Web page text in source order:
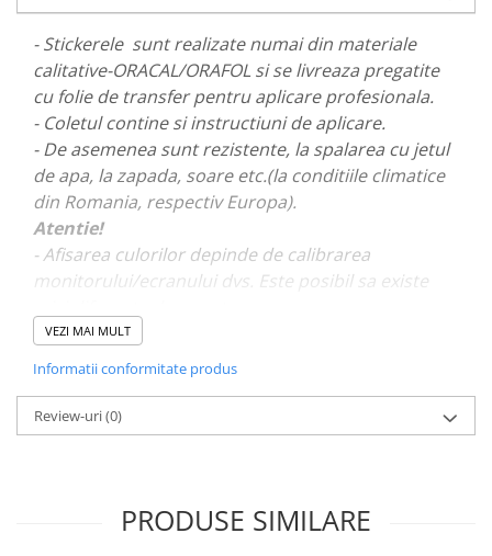
PARASOLARE
PAUL WALKER STICKER
PENTRU FETE
PRODUSE IN TRENDING
SETURI STICKERE
STICKERE CAPAC REZERVOR
STICKERE CRĂCIUN
STICKERE CU ANIMALE
STICKERE JDM
STICKERE PENTRU CAPOTA
STICKERE PENTRU LATERALE
STICKERE PERSONALIZATE
STICKERE UTILAJE AGRICOLE
- Stickerele sunt realizate numai din materiale
calitative-ORACAL/ORAFOL si se livreaza pregatite
cu folie de transfer pentru aplicare profesionala.
- Coletul contine si instructiuni de aplicare.
- De asemenea sunt rezistente, la spalarea cu jetul
de apa, la zapada, soare etc.(la conditiile climatice
din Romania, respectiv Europa).
Atentie!
- Afisarea culorilor depinde de calibrarea
monitorului/ecranului dvs. Este posibil sa existe
- Pentru stickere personalizate si pentru a vizualiza
portofoliul nostru va rugam sa ne contactati
VEZI MAI MULT
Informatii conformitate produs
Review-uri(0)
PRODUSE SIMILARE